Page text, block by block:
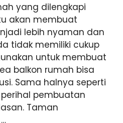
yang dilengkapi
akan membuat
lebih nyaman dan
tidak memiliki cukup
untuk membuat
balkon rumah bisa
Sama halnya seperti
pembuatan
Taman